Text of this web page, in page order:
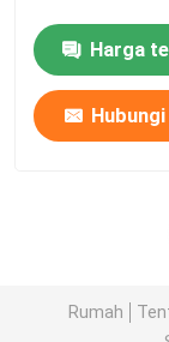
Harga
Rumah